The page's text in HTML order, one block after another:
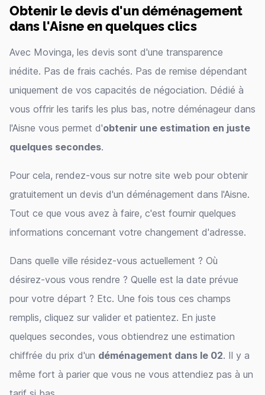
Obtenir le devis d'un déménagement
dans l'Aisne en quelques clics
Avec Movinga, les devis sont d'une transparence
inédite. Pas de frais cachés. Pas de remise dépendant
uniquement de vos capacités de négociation. Dédié à
vous offrir les tarifs les plus bas, notre déménageur dans
l'Aisne vous permet d'obtenir une estimation en juste
quelques secondes.
Pour cela, rendez-vous sur notre site web pour obtenir
gratuitement un devis d'un déménagement dans l'Aisne.
Tout ce que vous avez à faire, c'est fournir quelques
informations concernant votre changement d'adresse.
Dans quelle ville résidez-vous actuellement ? Où
désirez-vous vous rendre ? Quelle est la date prévue
pour votre départ ? Etc. Une fois tous ces champs
remplis, cliquez sur valider et patientez. En juste
quelques secondes, vous obtiendrez une estimation
chiffrée du prix d'un déménagement dans le 02. Il y a
même fort à parier que vous ne vous attendiez pas à un